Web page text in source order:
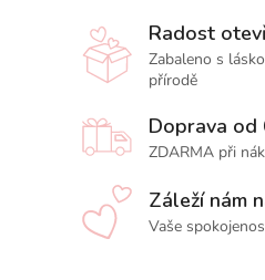
Radost
Zabaleno s
přírodě
Doprava od
ZDARMA při
Záleží nám
Vaše